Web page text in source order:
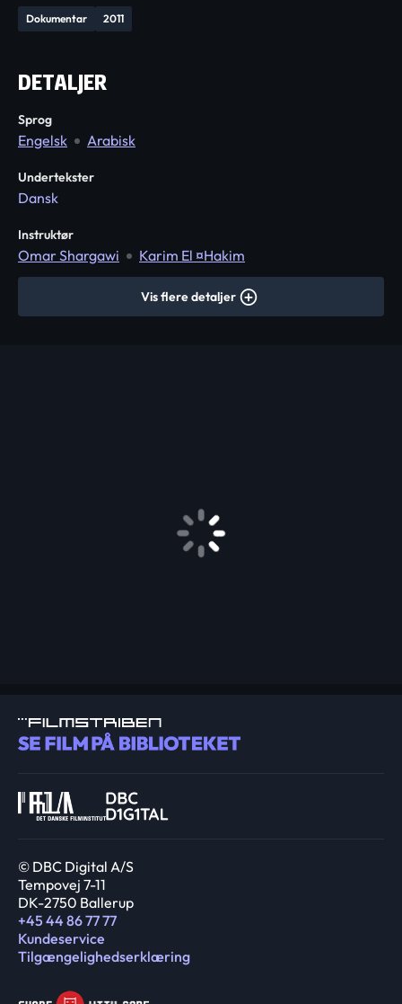
Dokumentar 2011
DETALJER
Sprog
Engelsk Arabisk
Undertekster
Dansk
Instruktør
Omar Shargawi Karim El ¤Hakim
Vis flere detaljer
© DBC Digital A/S
Tempovej 7-11
DK-2750 Ballerup
+45 44 86 77 77
Kundeservice
Tilgængelighedserklæring